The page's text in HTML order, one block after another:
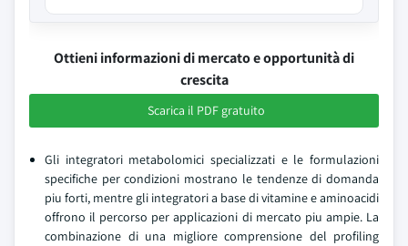
Ottieni informazioni di mercato e opportunità di
crescita
Scarica il PDF gratuito
Gli integratori metabolomici specializzati e le formulazioni
specifiche per condizioni mostrano le tendenze di domanda
piu forti, mentre gli integratori a base di vitamine e aminoacidi
offrono il percorso per applicazioni di mercato piu ampie. La
combinazione di una migliore comprensione del profiling